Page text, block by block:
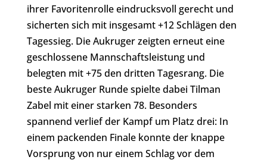
ihrer Favoritenrolle eindrucksvoll gerecht und
sicherten sich mit insgesamt +12 Schlägen den
Tagessieg. Die Aukruger zeigten erneut eine
geschlossene Mannschaftsleistung und
belegten mit +75 den dritten Tagesrang. Die
beste Aukruger Runde spielte dabei Tilman
Zabel mit einer starken 78. Besonders
spannend verlief der Kampf um Platz drei: In
einem packenden Finale konnte der knappe
Vorsprung von nur einem Schlag vor dem